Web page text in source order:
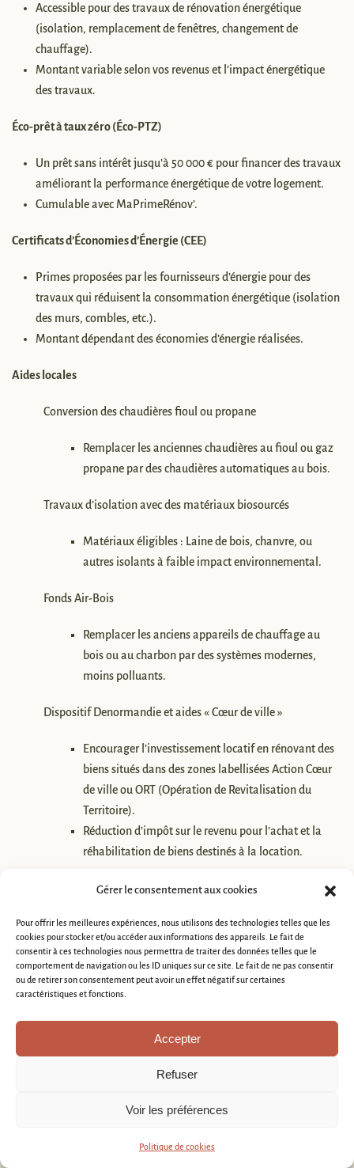
Gérer le consentement aux cookies
Pour offrir les meilleures expériences, nous utilisons des technologies telles que les
cookies pour stocker et/ou accéder aux informations des appareils. Le fait de
consentir à ces technologies nous permettra de traiter des données telles que le
comportement de navigation ou les ID uniques sur ce site. Le fait de ne pas consentir
ou de retirer son consentement peut avoir un effet négatif sur certaines
caractéristiques et fonctions.
Accepter
Refuser
Voir les préférences
Politique de cookies
Accessible pour des travaux de rénovation énergétique
(isolation, remplacement de fenêtres, changement de
chauffage).
Montant variable selon vos revenus et l’impact énergétique
des travaux.
Éco-prêt à taux zéro (Éco-PTZ)
Un prêt sans intérêt jusqu’à 50 000 € pour financer des travaux
améliorant la performance énergétique de votre logement.
Cumulable avec MaPrimeRénov’.
Certificats d’Économies d’Énergie (CEE)
Primes proposées par les fournisseurs d’énergie pour des
travaux qui réduisent la consommation énergétique (isolation
des murs, combles, etc.).
Montant dépendant des économies d’énergie réalisées.
Aides locales
Conversion des chaudières fioul ou propane
Remplacer les anciennes chaudières au fioul ou gaz
propane par des chaudières automatiques au bois.
Travaux d’isolation avec des matériaux biosourcés
Matériaux éligibles : Laine de bois, chanvre, ou
autres isolants à faible impact environnemental.
Fonds Air-Bois
Remplacer les anciens appareils de chauffage au
bois ou au charbon par des systèmes modernes,
moins polluants.
Dispositif Denormandie et aides « Cœur de ville »
Encourager l’investissement locatif en rénovant des
biens situés dans des zones labellisées Action Cœur
de ville ou ORT (Opération de Revitalisation du
Territoire).
Réduction d’impôt sur le revenu pour l’achat et la
réhabilitation de biens destinés à la location.
Une TVA à 5,5 % pour les travaux de rénovation énergétique et
10 % pour les autres travaux d’amélioration.
Besoin d’accompagnement ?Atelier Anaka vous aide à identifier et
à obtenir les aides
en toute sérénité.
Anaka : Votre spécialiste de la